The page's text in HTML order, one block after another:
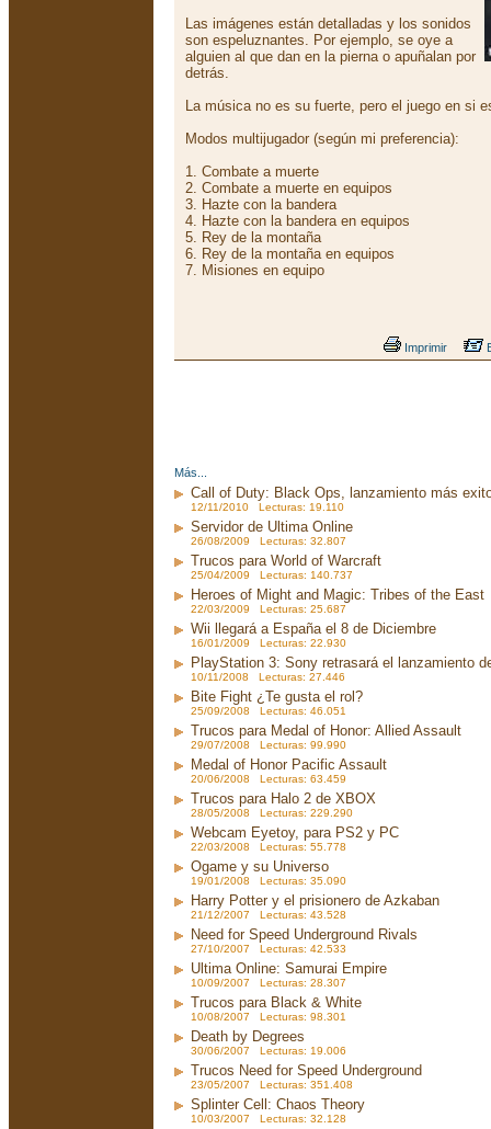
Las imágenes están detalladas y los sonidos
son espeluznantes. Por ejemplo, se oye a
alguien al que dan en la pierna o apuñalan por
detrás.
La música no es su fuerte, pero el juego en si
Modos multijugador (según mi preferencia):
1. Combate a muerte
2. Combate a muerte en equipos
3. Hazte con la bandera
4. Hazte con la bandera en equipos
5. Rey de la montaña
6. Rey de la montaña en equipos
7. Misiones en equipo
Imprimir
Más...
Call of Duty: Black Ops, lanzamiento más
12/11/2010 Lecturas: 19.110
Servidor de Ultima Online
26/08/2009 Lecturas: 32.807
Trucos para World of Warcraft
25/04/2009 Lecturas: 140.737
Heroes of Might and Magic: Tribes of the East
22/03/2009 Lecturas: 25.687
Wii llegará a España el 8 de Diciembre
16/01/2009 Lecturas: 22.930
PlayStation 3: Sony retrasará el lanzamiento
10/11/2008 Lecturas: 27.446
Bite Fight ¿Te gusta el rol?
25/09/2008 Lecturas: 46.051
Trucos para Medal of Honor: Allied Assault
29/07/2008 Lecturas: 99.990
Medal of Honor Pacific Assault
20/06/2008 Lecturas: 63.459
Trucos para Halo 2 de XBOX
28/05/2008 Lecturas: 229.290
Webcam Eyetoy, para PS2 y PC
22/03/2008 Lecturas: 55.778
Ogame y su Universo
19/01/2008 Lecturas: 35.090
Harry Potter y el prisionero de Azkaban
21/12/2007 Lecturas: 43.528
Need for Speed Underground Rivals
27/10/2007 Lecturas: 42.533
Ultima Online: Samurai Empire
10/09/2007 Lecturas: 28.307
Trucos para Black & White
10/08/2007 Lecturas: 98.301
Death by Degrees
30/06/2007 Lecturas: 19.006
Trucos Need for Speed Underground
23/05/2007 Lecturas: 351.408
Splinter Cell: Chaos Theory
10/03/2007 Lecturas: 32.128